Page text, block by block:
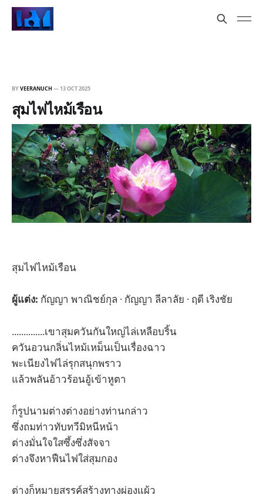
BYVEERANUCH — 13 OCT 2025
สุมไฟไหม้เรือน
สุมไฟไหม้เรือน
ผู้แต่ง: กัญญา พาณิชย์กุล · กัญญา ลีลาลัย · ฤดี เริงชัย
..............เขาสุมควันกันใหญ่ไล่เหลือบริ้น
ควันอวนกลิ่นไหม้เหม็นเป็นเรื่องฉาว
พะเนียงไฟไล่รุกสนุกพราว
แล้วพลันอ้าวร้อนอู้เข้าหูตา
ก็รูปนามต่างต่างอย่างท่านกล่าว
ซึ่งถมท่าวทับทวีมิหนีหน้า
ต่างมั่นใจใสซึ้งซึ่งสัจจา
ต่างจึงหาฟืนไฟใส่สุมกอง
ต่างก็หมายสรรค์สร้างทางผ่องแผ้ว